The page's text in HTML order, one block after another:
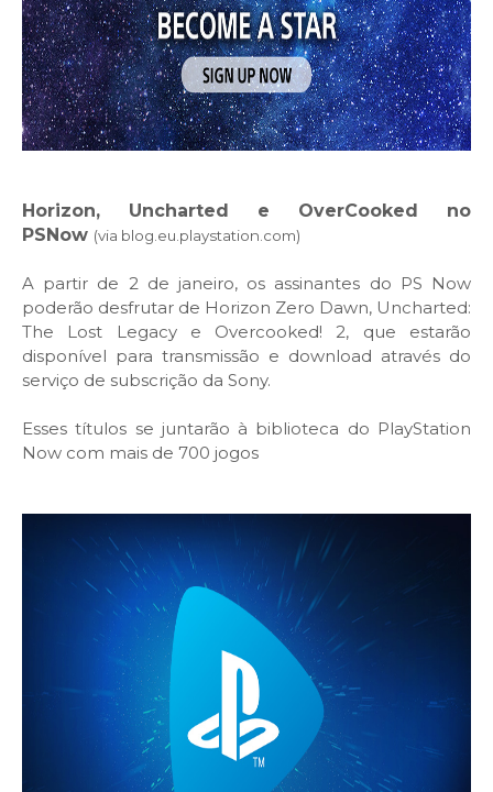
Horizon, Uncharted e OverCooked no
PSNow (via blog.eu.playstation.com)
A partir de 2 de janeiro, os assinantes do PS Now
poderão desfrutar de Horizon Zero Dawn, Uncharted:
The Lost Legacy e Overcooked! 2, que estarão
disponível para transmissão e download através do
serviço de subscrição da Sony.
Esses títulos se juntarão à biblioteca do PlayStation
Now com mais de 700 jogos